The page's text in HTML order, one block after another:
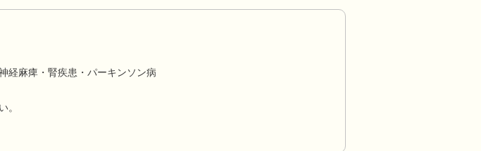
経麻痺・腎疾患・パーキンソン病
。